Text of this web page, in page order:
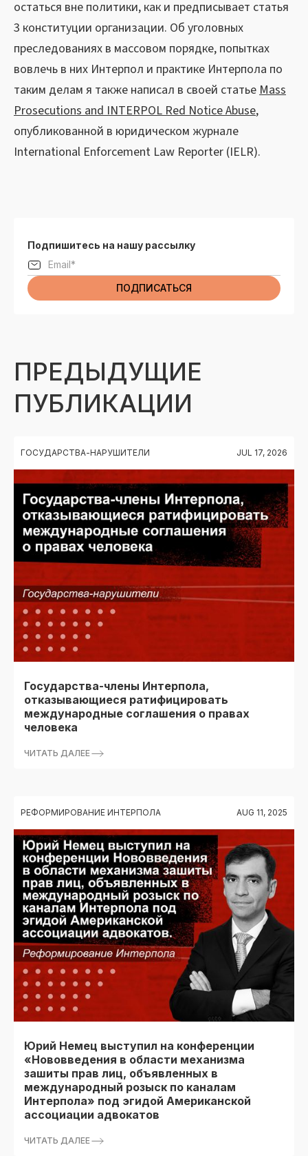
остаться вне политики, как и предписывает статья
3 конституции организации. Об уголовных
преследованиях в массовом порядке, попытках
вовлечь в них Интерпол и практике Интерпола по
таким делам я также написал в своей статьеMass
Prosecutions and INTERPOL Red Notice Abuse,
опубликованной в юридическом журнале
International Enforcement Law Reporter (IELR).
Подпишитесь на нашу рассылку
ПРЕДЫДУЩИЕ
ПУБЛИКАЦИИ
ГОСУДАРСТВА-НАРУШИТЕЛИ JUL 17, 2026
Государства-члены Интерпола,
отказывающиеся ратифицировать
международные соглашения о правах
человека
ЧИТАТЬ ДАЛЕЕ
РЕФОРМИРОВАНИЕ ИНТЕРПОЛА AUG 11, 2025
Юрий Немец выступил на конференции
«Нововведения в области механизма
зашиты прав лиц, объявленных в
международный розыск по каналам
Интерпола» под эгидой Американской
ассоциации адвокатов
ЧИТАТЬ ДАЛЕЕ